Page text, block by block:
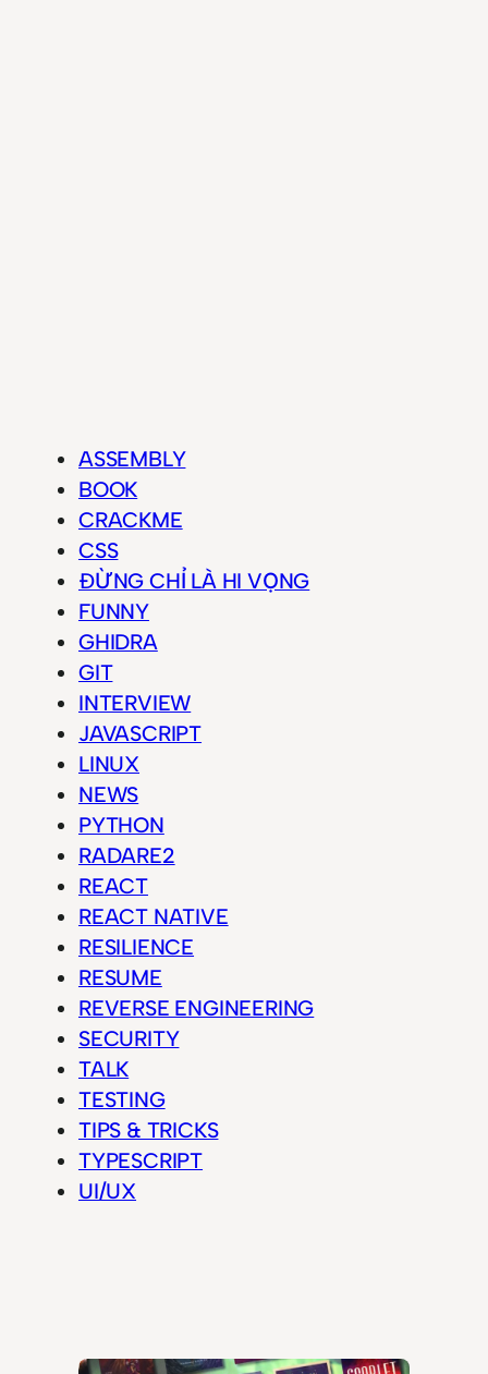
ASSEMBLY
BOOK
CRACKME
CSS
ĐỪNG CHỈ LÀ HI VỌNG
FUNNY
GHIDRA
GIT
INTERVIEW
JAVASCRIPT
LINUX
NEWS
PYTHON
RADARE2
REACT
REACT NATIVE
RESILIENCE
RESUME
REVERSE ENGINEERING
SECURITY
TALK
TESTING
TIPS & TRICKS
TYPESCRIPT
UI/UX